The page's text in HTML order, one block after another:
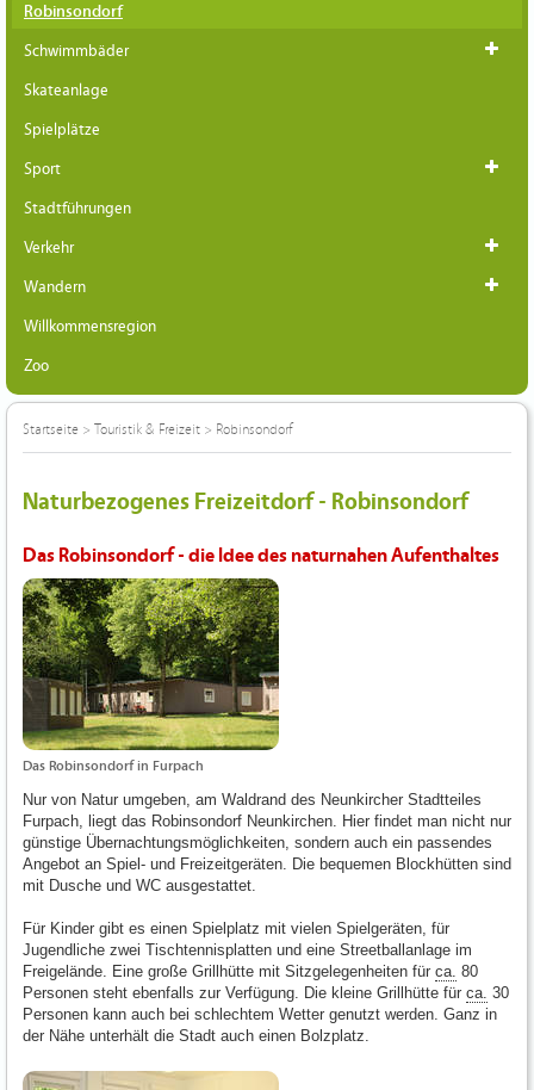
Robinsondorf
Schwimmbäder
Skateanlage
Spielplätze
Sport
Stadtführungen
Verkehr
Wandern
Willkommensregion
Zoo
Startseite > Touristik & Freizeit > Robinsondorf
Naturbezogenes Freizeitdorf - Robinsondorf
Das Robinsondorf - die Idee des naturnahen Aufenthaltes
Das Robinsondorf in Furpach
Nur von Natur umgeben, am Waldrand des Neunkircher Stadtteiles
Furpach, liegt das Robinsondorf Neunkirchen. Hier findet man nicht nur
günstige Übernachtungsmöglichkeiten, sondern auch ein passendes
Angebot an Spiel- und Freizeitgeräten. Die bequemen Blockhütten sind
mit Dusche und WC ausgestattet.
Für Kinder gibt es einen Spielplatz mit vielen Spielgeräten, für
Jugendliche zwei Tischtennisplatten und eine Streetballanlage im
Freigelände. Eine große Grillhütte mit Sitzgelegenheiten für ca. 80
Personen steht ebenfalls zur Verfügung. Die kleine Grillhütte für ca. 30
Personen kann auch bei schlechtem Wetter genutzt werden. Ganz in
der Nähe unterhält die Stadt auch einen Bolzplatz.